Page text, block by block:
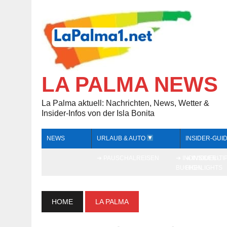
LA PALMA NEWS
La Palma aktuell: Nachrichten, News, Wetter &
Insider-Infos von der Isla Bonita
NEWS URLAUB & AUTO INSIDER-
HOME LA PALMA